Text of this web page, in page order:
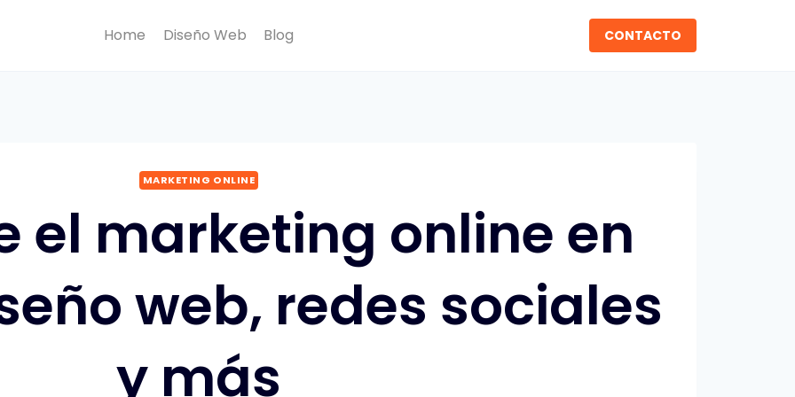
Home Diseño Web Blog CONTACTO
MARKETING ONLINE
el marketing online en
web, redes sociales
y más